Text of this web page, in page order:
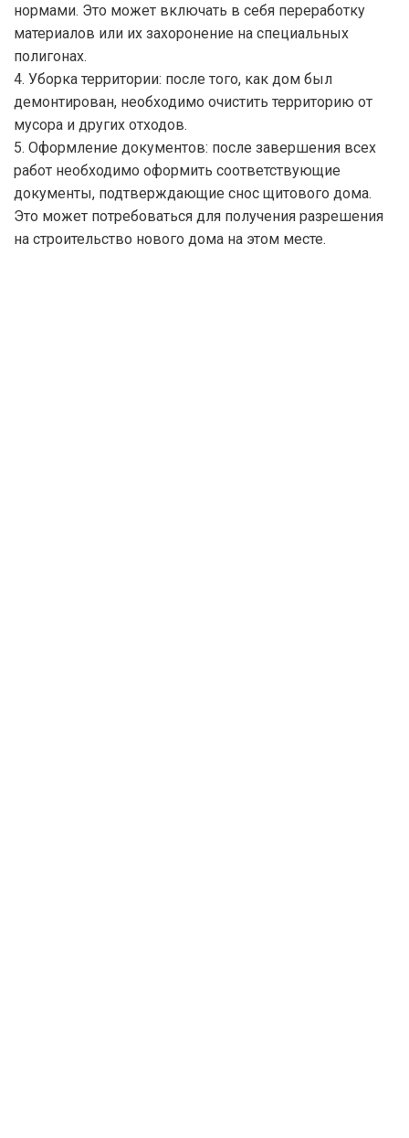
нормами. Это может включать в себя переработку
материалов или их захоронение на специальных
полигонах.
4. Уборка территории: после того, как дом был
демонтирован, необходимо очистить территорию от
мусора и других отходов.
5. Оформление документов: после завершения всех
работ необходимо оформить соответствующие
документы, подтверждающие снос щитового дома.
Это может потребоваться для получения разрешения
на строительство нового дома на этом месте.